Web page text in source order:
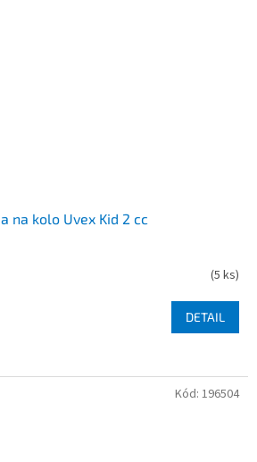
na kolo Uvex Kid 2 cc
(5 ks)
DETAIL
Kód: 196504